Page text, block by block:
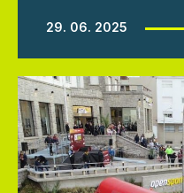
29. 06. 2025